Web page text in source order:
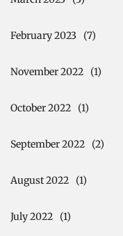
February 2023 (7)
November 2022 (1)
October 2022 (1)
September 2022 (2)
August 2022 (1)
July 2022 (1)